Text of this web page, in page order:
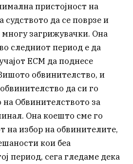
пристојност на
да се поврзе и
загрижувачки. Она
следниот период е да
ЕСМ да поднесе
обвинителство, и
да си го
Обвинителството за
Она коешто сме го
на избор на обвинителите,
кои беа
период, сега гледаме дека